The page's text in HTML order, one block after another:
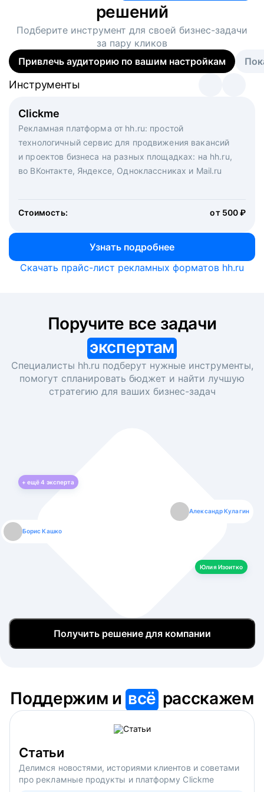
решений
Подберите инструмент для своей бизнес-задачи
за пару кликов
Привлечь аудиторию по вашим настройкам
Clickme
Рекламная платформа от hh.ru: простой
технологичный сервис для продвижения вакансий
и проектов бизнеса на разных площадках: на hh.ru,
во ВКонтакте, Яндексе, Одноклассниках и Mail.ru
Стоимость: от 500 ₽
Узнать подробнее
Инструменты
Вакансия дня
Рекламный формат для вакансий на главной странице
hh.ru. Увеличивает количество откликов
Инструменты
Массовый подбор под ключ. Решите, сколько
кандидатов и когда вам нужно, и за дело возьмутся
маркетологи, рекрутеры и проектные менеджеры
hh.ru с целым набором digital-инструментов
Инструменты
Скачать прайс-лист рекламных форматов hh.ru
экспертам
Специалисты hh.ru подберут нужные инструменты,
помогут спланировать бюджет и найти лучшую
стратегию для ваших бизнес-задач
+ ещё4 эксперта
Борис Кашко
Александр Кулагин
Юлия Изоитко
Юлия Изоитко
Даниил Макаров
Александр Кулагин
Екатерина Лазаренко
Даниил Макаров
Борис Кашко
Екатерина Лазаренко
Юлия Изоитко
Получить решение для компании
Поддержим ивсё расскажем
Статьи
Делимся новостями, историями клиентов и советами
про рекламные продукты и платформу Clickme